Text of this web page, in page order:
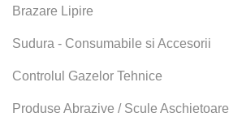
Brazare Lipire
Sudura - Consumabile si Accesorii
Controlul Gazelor Tehnice
Produse Abrazive / Scule Aschietoare